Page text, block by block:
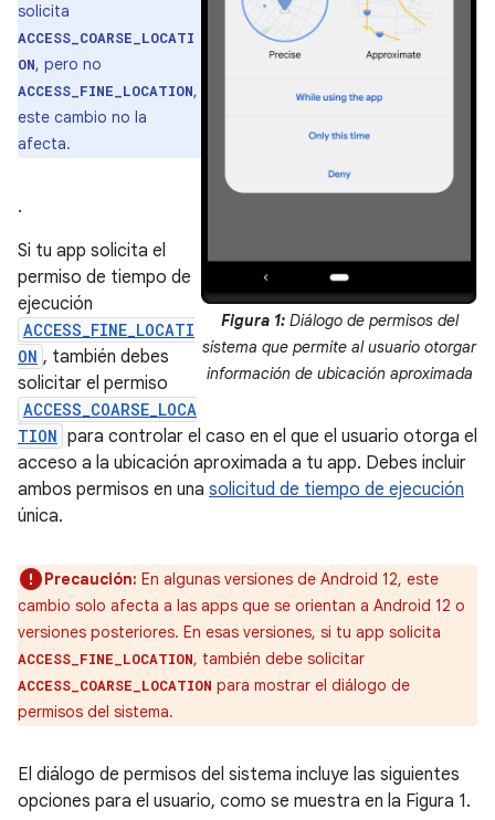
Figura 1:Diálogo de permisos del
sistema que permite al usuario otorgar
información de ubicación aproximada
solicita
ACCESS_COARSE_LOCATI
ON, pero no
ACCESS_FINE_LOCATION,
este cambio no la
afecta.
.
Si tu app solicita el
permiso de tiempo de
ejecución
ACCESS_FINE_LOCATI
ON , también debes
solicitar el permiso
ACCESS_COARSE_LOCA
TION para controlar el caso en el que el usuario otorga el
acceso a la ubicación aproximada a tu app. Debes incluir
ambos permisos en una solicitud de tiempo de ejecución
única.
Precaución: En algunas versiones de Android 12, este
cambio solo afecta a las apps que se orientan a Android 12 o
versiones posteriores. En esas versiones, si tu app solicita
ACCESS_FINE_LOCATION, también debe solicitar
ACCESS_COARSE_LOCATION para mostrar el diálogo de
permisos del sistema.
El diálogo de permisos del sistema incluye las siguientes
opciones para el usuario, como se muestra en la Figura 1.